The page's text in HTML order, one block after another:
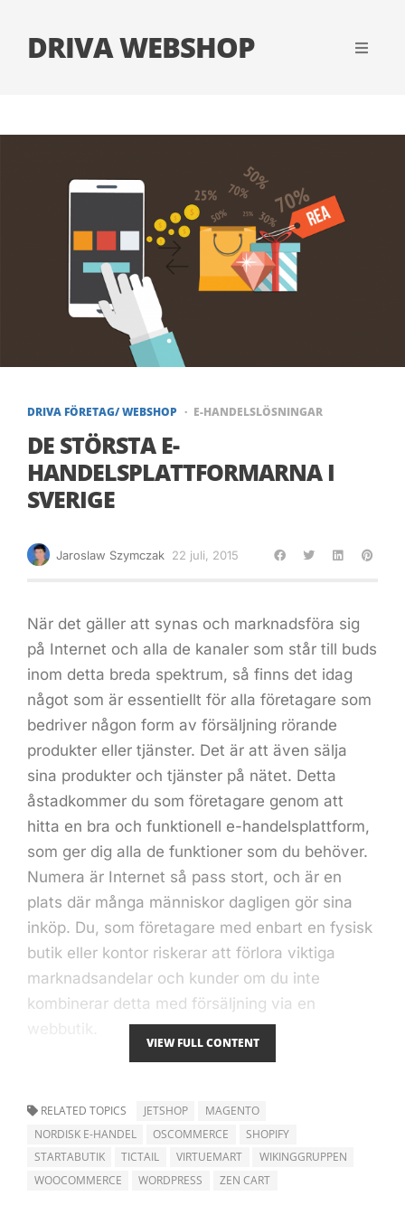
DRIVA WEBSHOP
DRIVA FÖRETAG/ WEBSHOP E-HANDELSLÖSNINGAR
DE STÖRSTA E-
HANDELSPLATTFORMARNA I
SVERIGE
Jaroslaw Szymczak 22 juli, 2015
När det gäller att synas och marknadsföra sig
på Internet och alla de kanaler som står till buds
inom detta breda spektrum, så finns det idag
något som är essentiellt för alla företagare som
bedriver någon form av försäljning rörande
produkter eller tjänster. Det är att även sälja
sina produkter och tjänster på nätet. Detta
åstadkommer du som företagare genom att
hitta en bra och funktionell e-handelsplattform,
som ger dig alla de funktioner som du behöver.
Numera är Internet så pass stort, och är en
plats där många människor dagligen gör sina
inköp. Du, som företagare med enbart en fysisk
butik eller kontor riskerar att förlora viktiga
marknadsandelar och kunder om du inte
kombinerar detta med försäljning via en
webbutik.
av mobila enheter. Idag gör över 50 procent av
alla Internetanvändare sina sökningar via
VIEW FULL CONTENT
RELATED TOPICS JETSHOP
MAGENTO
NORDISK E-HANDEL
OSCOMMERCE
SHOPIFY
STARTABUTIK
TICTAIL VIRTUEMART
WIKINGGRUPPEN
WOOCOMMERCE
WORDPRESS ZEN CART